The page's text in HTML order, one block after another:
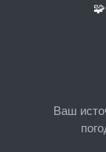
Ваш